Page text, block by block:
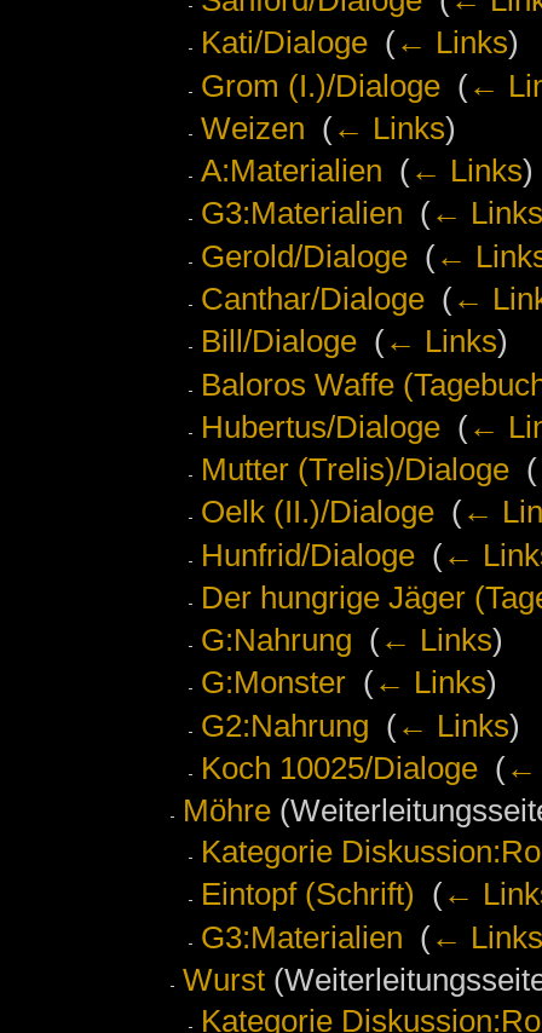
Kati/Dialoge‎ (← Links)
Grom (I.)/Dialoge‎ (←
Weizen (← Links)
A:Materialien (← Links)
G3:Materialien (← Links
Gerold/Dialoge‎ (←
Canthar/Dialoge‎ (←
Bill/Dialoge‎ (← Links)
Baloros Waffe
Hubertus/Dialoge‎ (←
Mutter (Trelis)/Dialoge‎ (
Oelk (II.)/Dialoge‎ (←
Hunfrid/Dialoge‎ (←
Der hungrige Jäger
G:Nahrung (← Links)
G:Monster‎ (← Links)
G2:Nahrung (← Links)
Koch 10025/Dialoge‎ (←
Möhre
Kategorie
Eintopf (Schrift)
(←
G3:Materialien (← Links
Wurst
Kategorie